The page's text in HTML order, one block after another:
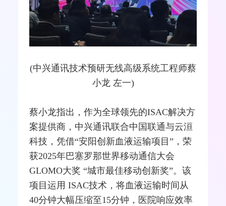
(中兴通讯技术预研无线高级系统工程师蔡
小龙 左一)
蔡小龙指出，作为全球领先的ISAC解决方
案提供商，中兴通讯联合中国联通与云洹
科技，凭借“安阳创新血液运输项目”，荣
获2025年巴塞罗那世界移动通信大会
GLOMO大奖 “城市最佳移动创新奖”。该
项目运用 ISAC技术，将血液运输时间从
40分钟大幅压缩至15分钟，医院响应效率